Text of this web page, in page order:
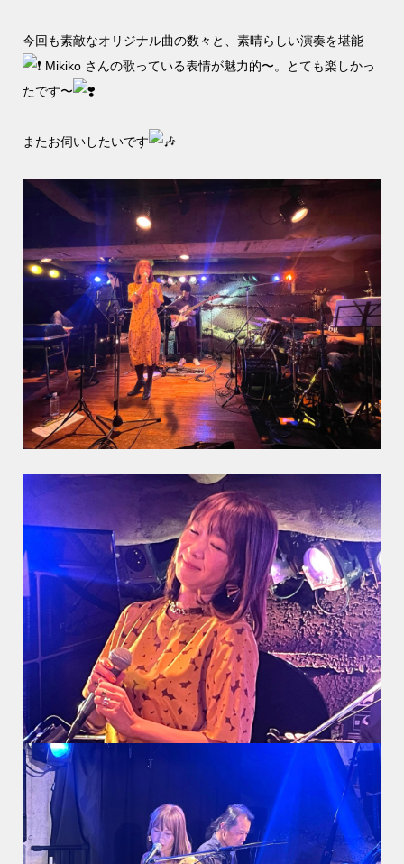
今回も素敵なオリジナル曲の数々と、素晴らしい演奏を堪能
Mikiko さんの歌っている表情が魅力的〜。とても楽しかっ
たです〜
またお伺いしたいです